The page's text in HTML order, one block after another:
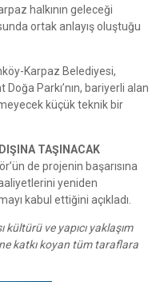
halkının geleceği
ortak anlayış oluştuğu
Karpaz Belediyesi,
Parkı’nın, bariyerli alan
küçük teknik bir
TAŞINACAK
de projenin başarısına
yeniden
kabul ettiğini açıkladı.
kültürü ve yapıcı yaklaşım
katkı koyan tüm taraflara